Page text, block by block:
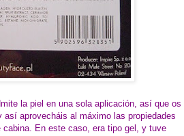
la piel en una sola aplicación, así que os
aprovecháis al máximo las propiedades
En este caso, era tipo gel, y tuve